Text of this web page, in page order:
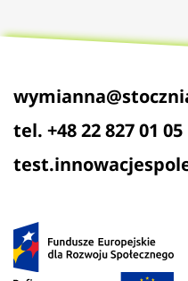
tel. +48 22 827 01 05